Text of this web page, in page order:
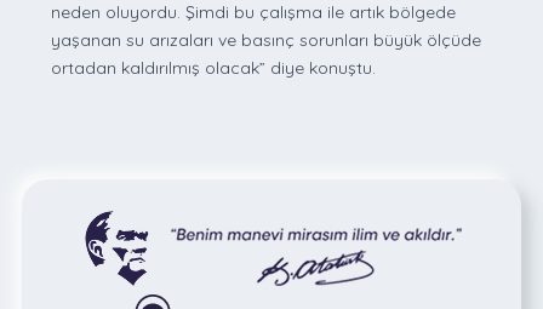
neden oluyordu. Şimdi bu çalışma ile artık bölgede
yaşanan su arızaları ve basınç sorunları büyük ölçüde
ortadan kaldırılmış olacak” diye konuştu.